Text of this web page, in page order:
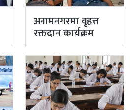
अनामनगरमा वृहत्त
रक्तदान कार्यक्रम